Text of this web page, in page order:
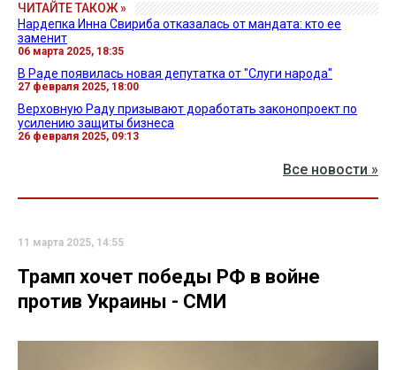
ЧИТАЙТЕ ТАКОЖ »
Нардепка Инна Свириба отказалась от мандата: кто ее
заменит
06 марта 2025, 18:35
В Раде появилась новая депутатка от "Слуги народа"
27 февраля 2025, 18:00
Верховную Раду призывают доработать законопроект по
усилению защиты бизнеса
26 февраля 2025, 09:13
Все новости »
11 марта 2025, 14:55
Трамп хочет победы РФ в войне
против Украины - СМИ